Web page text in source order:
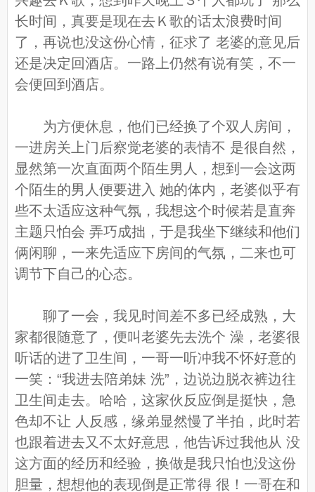
长时间，真要是现在去Ｋ歌的话太浪费时间
了，再说也没这份心情，征求了 老婆的意见后
还是决定回酒店。一路上仍然有说有笑，不一
会便回到酒店。
为方便休息，他们已经换了个双人房间，
一进房关上门后察觉老婆的表情不 是很自然，
显然第一次直面两个陌生男人，想到一会这两
个陌生的男人便要进入 她的体内，老婆似乎有
些不太适应这种气氛，我想这个时候若是直奔
主题只怕会 弄巧成拙，于是我坐下继续和他们
俩闲聊，一来先适应下房间的气氛，二来也可
调节下自己的心态。
聊了一会，我见时间差不多已经成熟，大
家都很随意了，便叫老婆先去洗个 澡，老婆很
听话的进了卫生间，一哥一听冲我不怀好意的
一笑：“我进去陪弟妹 洗”，边说边脱衣裤边往
卫生间走去。哈哈，这家伙反应倒是挺快，急
色却不让 人反感，缘弟显然慢了半拍，此时若
也跟着进去又不太好意思，他告诉过我他从 没
这方面的经历和经验，换做是我只怕也没这份
胆量，想想他的表现倒是正常得 很！一哥在和